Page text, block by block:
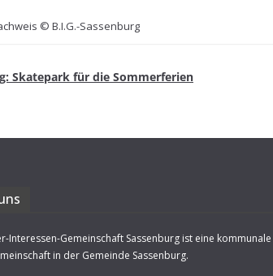
© B.I.G.-Sassenburg
Skate­park für die Sommerferien
Interessen-Gemeinschaft Sassenburg ist eine kommunale
in der Gemeinde Sassenburg.